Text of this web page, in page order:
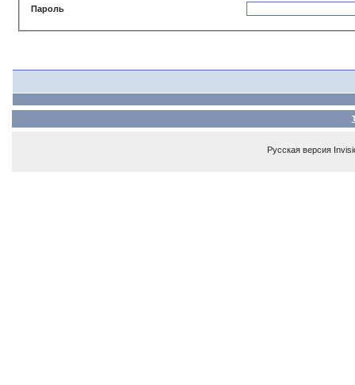
Пароль
Русская версия